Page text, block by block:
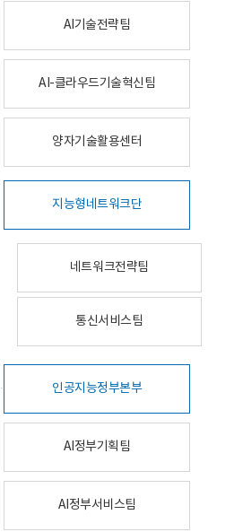
AI기술전략팀
AI-클라우드기술혁신팀
양자기술활용센터
지능형네트워크단
네트워크전략팀
통신서비스팀
인공지능정부본부
AI정부기획팀
AI정부서비스팀